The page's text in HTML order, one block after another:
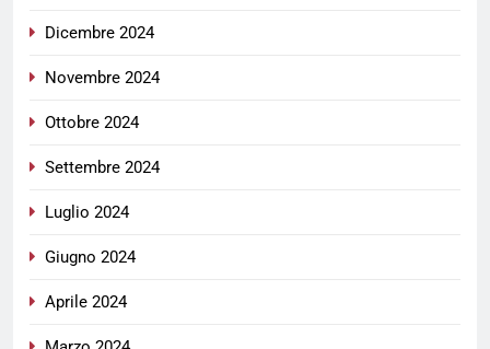
Dicembre 2024
Novembre 2024
Ottobre 2024
Settembre 2024
Luglio 2024
Giugno 2024
Aprile 2024